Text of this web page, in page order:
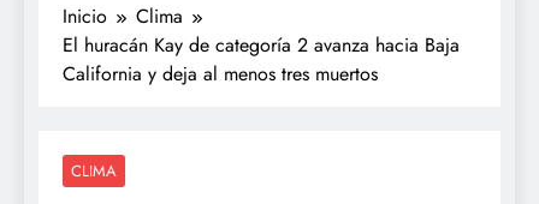
Inicio
Clima
El huracán Kay de categoría 2 avanza hacia Baja
California y deja al menos tres muertos
CLIMA